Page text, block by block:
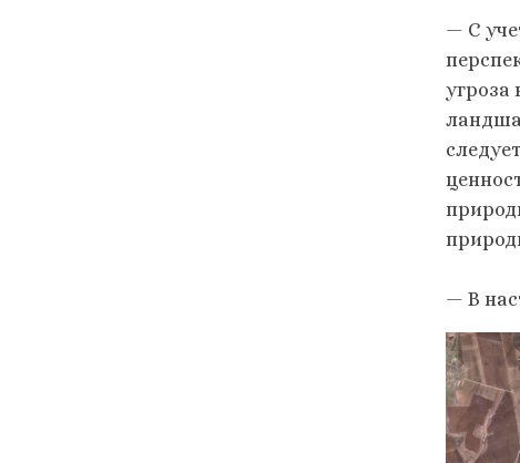
— С
угроза
— В